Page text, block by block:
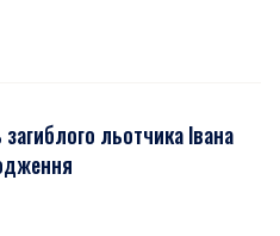
льотчика Івана